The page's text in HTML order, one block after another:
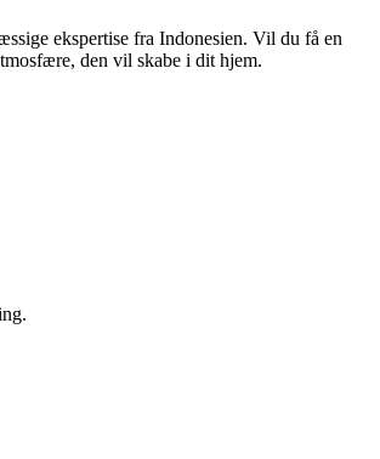
ekspertise fra Indonesien. Vil du få en
den vil skabe i dit hjem.